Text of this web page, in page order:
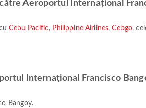
Aeroportul Internațional
cuCebu Pacific, Philippine Airlines,Cebgo,
Internațional Francisco
Bangoy.